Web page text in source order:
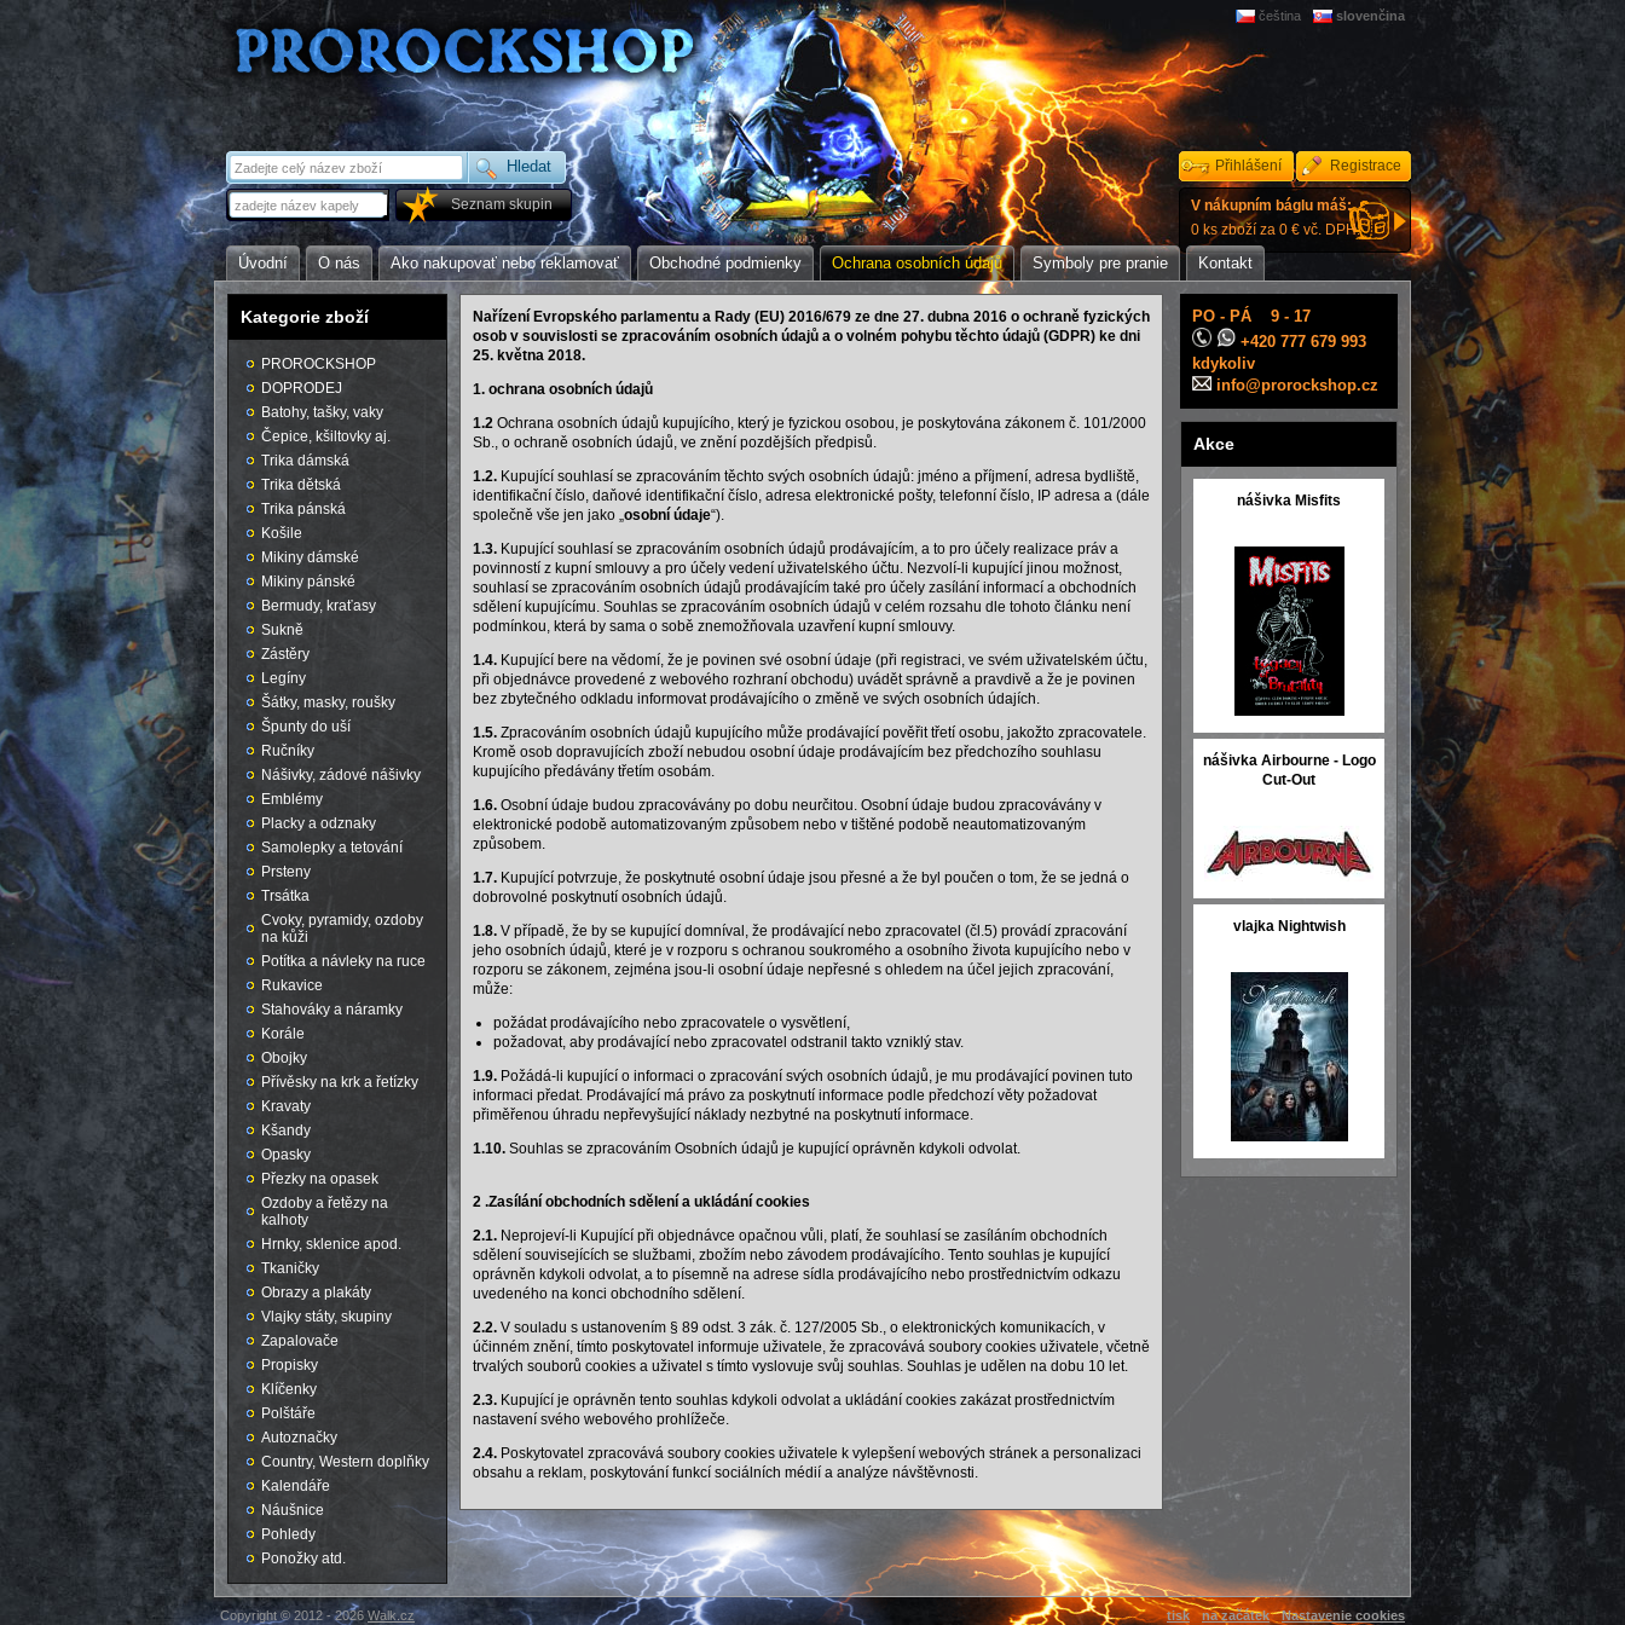
Seznam skupin
Přihlášení Registrace
Úvodní O nás Ako nakupovať nebo reklamovať Obchodné podmienky Ochrana osobních údajů Symboly pre pranie Kontakt
čeština slovenčina
V nákupním báglu máš:
0 ks zboží za 0 € vč. DPH.
Nařízení Evropského parlamentu a Rady (EU) 2016/679 ze dne 27. dubna 2016 o ochraně fyzických
osob v souvislosti se zpracováním osobních údajů a o volném pohybu těchto údajů (GDPR) ke dni
25. května 2018.
1. ochrana osobních údajů
1.2 Ochrana osobních údajů kupujícího, který je fyzickou osobou, je poskytována zákonem č. 101/2000
Sb., o ochraně osobních údajů, ve znění pozdějších předpisů.
1.2. Kupující souhlasí se zpracováním těchto svých osobních údajů: jméno a příjmení, adresa bydliště,
identifikační číslo, daňové identifikační číslo, adresa elektronické pošty, telefonní číslo, IP adresa a (dále
společně vše jen jako „osobní údaje“).
1.3. Kupující souhlasí se zpracováním osobních údajů prodávajícím, a to pro účely realizace práv a
povinností z kupní smlouvy a pro účely vedení uživatelského účtu. Nezvolí-li kupující jinou možnost,
souhlasí se zpracováním osobních údajů prodávajícím také pro účely zasílání informací a obchodních
sdělení kupujícímu. Souhlas se zpracováním osobních údajů v celém rozsahu dle tohoto článku není
podmínkou, která by sama o sobě znemožňovala uzavření kupní smlouvy.
1.4. Kupující bere na vědomí, že je povinen své osobní údaje (při registraci, ve svém uživatelském účtu,
při objednávce provedené z webového rozhraní obchodu) uvádět správně a pravdivě a že je povinen
bez zbytečného odkladu informovat prodávajícího o změně ve svých osobních údajích.
1.5. Zpracováním osobních údajů kupujícího může prodávající pověřit třetí osobu, jakožto zpracovatele.
Kromě osob dopravujících zboží nebudou osobní údaje prodávajícím bez předchozího souhlasu
kupujícího předávány třetím osobám.
1.6. Osobní údaje budou zpracovávány po dobu neurčitou. Osobní údaje budou zpracovávány v
elektronické podobě automatizovaným způsobem nebo v tištěné podobě neautomatizovaným
způsobem.
1.7. Kupující potvrzuje, že poskytnuté osobní údaje jsou přesné a že byl poučen o tom, že se jedná o
dobrovolné poskytnutí osobních údajů.
1.8. V případě, že by se kupující domníval, že prodávající nebo zpracovatel (čl.5) provádí zpracování
jeho osobních údajů, které je v rozporu s ochranou soukromého a osobního života kupujícího nebo v
rozporu se zákonem, zejména jsou-li osobní údaje nepřesné s ohledem na účel jejich zpracování,
může:
požádat prodávajícího nebo zpracovatele o vysvětlení,
požadovat, aby prodávající nebo zpracovatel odstranil takto vzniklý stav.
1.9. Požádá-li kupující o informaci o zpracování svých osobních údajů, je mu prodávající povinen tuto
informaci předat. Prodávající má právo za poskytnutí informace podle předchozí věty požadovat
přiměřenou úhradu nepřevyšující náklady nezbytné na poskytnutí informace.
1.10. Souhlas se zpracováním Osobních údajů je kupující oprávněn kdykoli odvolat.
2 .Zasílání obchodních sdělení a ukládání cookies
2.1. Neprojeví-li Kupující při objednávce opačnou vůli, platí, že souhlasí se zasíláním obchodních
sdělení souvisejících se službami, zbožím nebo závodem prodávajícího. Tento souhlas je kupující
oprávněn kdykoli odvolat, a to písemně na adrese sídla prodávajícího nebo prostřednictvím odkazu
uvedeného na konci obchodního sdělení.
2.2. V souladu s ustanovením § 89 odst. 3 zák. č. 127/2005 Sb., o elektronických komunikacích, v
účinném znění, tímto poskytovatel informuje uživatele, že zpracovává soubory cookies uživatele, včetně
trvalých souborů cookies a uživatel s tímto vyslovuje svůj souhlas. Souhlas je udělen na dobu 10 let.
2.3. Kupující je oprávněn tento souhlas kdykoli odvolat a ukládání cookies zakázat prostřednictvím
nastavení svého webového prohlížeče.
2.4. Poskytovatel zpracovává soubory cookies uživatele k vylepšení webových stránek a personalizaci
obsahu a reklam, poskytování funkcí sociálních médií a analýze návštěvnosti.
Kategorie zboží
PROROCKSHOP
DOPRODEJ
Batohy, tašky, vaky
Čepice, kšiltovky aj.
Trika dámská
Trika dětská
Trika pánská
Košile
Mikiny dámské
Mikiny pánské
Bermudy, kraťasy
Sukně
Zástěry
Legíny
Šátky, masky, roušky
Špunty do uší
Ručníky
Nášivky, zádové nášivky
Emblémy
Placky a odznaky
Samolepky a tetování
Prsteny
Trsátka
Cvoky, pyramidy, ozdoby
na kůži
Potítka a návleky na ruce
Rukavice
Stahováky a náramky
Korále
Obojky
Přívěsky na krk a řetízky
Kravaty
Kšandy
Opasky
Přezky na opasek
Ozdoby a řetězy na
kalhoty
Hrnky, sklenice apod.
Tkaničky
Obrazy a plakáty
Vlajky státy, skupiny
Zapalovače
Propisky
Klíčenky
Polštáře
Autoznačky
Country, Western doplňky
Kalendáře
Náušnice
Pohledy
Ponožky atd.
PO - PÁ 9 - 17
+420 777 679 993
kdykoliv
info@prorockshop.cz
Akce
nášivka Misfits
nášivka Airbourne - Logo
Cut-Out
vlajka Nightwish
tisk na začátek Nastavenie cookies
Copyright © 2012 - 2026 Walk.cz